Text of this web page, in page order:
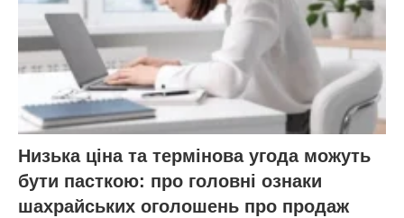
Низька ціна та термінова угода можуть
бути пасткою: про головні ознаки
шахрайських оголошень про продаж